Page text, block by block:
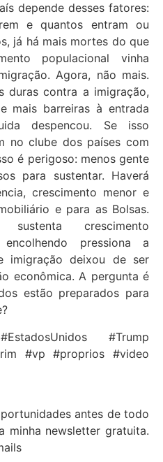
depende desses fatores:
e quantos entram ou
já há mais mortes do que
populacional vinha
Agora, não mais.
duras contra a imigração,
mais barreiras à entrada
despencou. Se isso
no clube dos países com
é perigoso: menos gente
para sustentar. Haverá
crescimento menor e
e para as Bolsas.
sustenta crescimento
pressiona a
imigração deixou de ser
econômica. A pergunta é
estão preparados para
#Trump
#vp #proprios #video
antes de todo
minha newsletter gratuita.